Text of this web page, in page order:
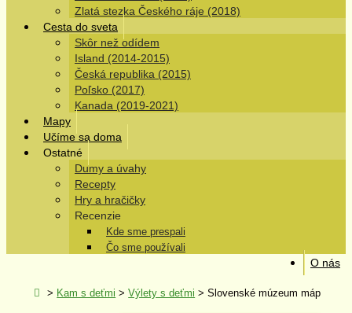
Zlatá stezka Českého ráje (2018)
Cesta do sveta
Skôr než odídem
Island (2014-2015)
Česká republika (2015)
Poľsko (2017)
Kanada (2019-2021)
Mapy
Učíme sa doma
Ostatné
Dumy a úvahy
Recepty
Hry a hračičky
Recenzie
Kde sme prespali
Čo sme používali
O nás
> Kam s deťmi >Výlety s deťmi >Slovenské múzeum máp